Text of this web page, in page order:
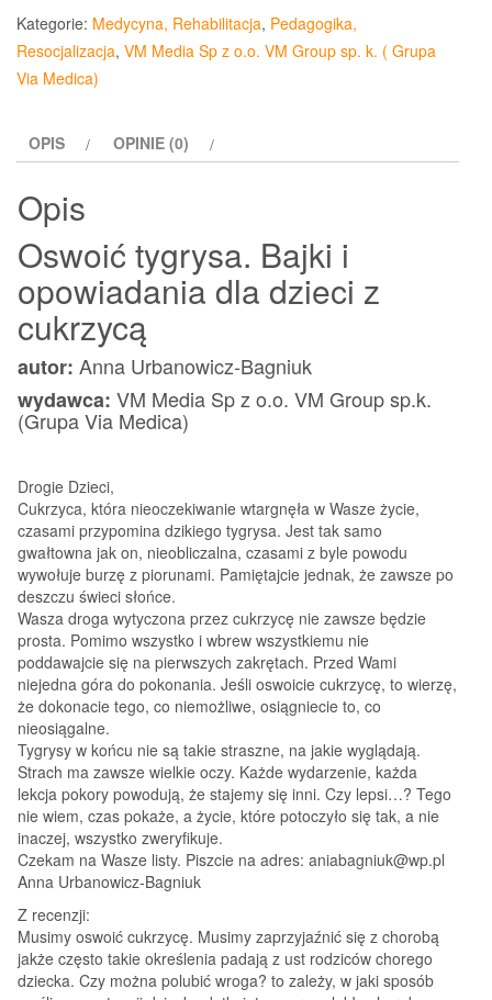
tygrysa
Bajki
i
opowiadania
dzieci
cukrzycą
Kategorie: Medycyna, Rehabilitacja, Pedagogika,
Resocjalizacja, VM Media Sp z o.o. VM Group sp. k. ( Grupa
Via Medica)
OPIS OPINIE (0)
Opis
Oswoić tygrysa. Bajki i
opowiadania dla dzieci z
cukrzycą
autor: Anna Urbanowicz-Bagniuk
wydawca: VM Media Sp z o.o. VM Group sp.k.
(Grupa Via Medica)
Drogie Dzieci,
Cukrzyca, która nieoczekiwanie wtargnęła w Wasze życie,
czasami przypomina dzikiego tygrysa. Jest tak samo
gwałtowna jak on, nieobliczalna, czasami z byle powodu
wywołuje burzę z piorunami. Pamiętajcie jednak, że zawsze po
deszczu świeci słońce.
Wasza droga wytyczona przez cukrzycę nie zawsze będzie
prosta. Pomimo wszystko i wbrew wszystkiemu nie
poddawajcie się na pierwszych zakrętach. Przed Wami
niejedna góra do pokonania. Jeśli oswoicie cukrzycę, to wierzę,
że dokonacie tego, co niemożliwe, osiągniecie to, co
nieosiągalne.
Tygrysy w końcu nie są takie straszne, na jakie wyglądają.
Strach ma zawsze wielkie oczy. Każde wydarzenie, każda
lekcja pokory powodują, że stajemy się inni. Czy lepsi…? Tego
nie wiem, czas pokaże, a życie, które potoczyło się tak, a nie
inaczej, wszystko zweryfikuje.
Czekam na Wasze listy. Piszcie na adres: aniabagniuk@wp.pl
Anna Urbanowicz-Bagniuk
Z recenzji:
Musimy oswoić cukrzycę. Musimy zaprzyjaźnić się z chorobą
jakże często takie określenia padają z ust rodziców chorego
dziecka. Czy można polubić wroga? to zależy, w jaki sposób